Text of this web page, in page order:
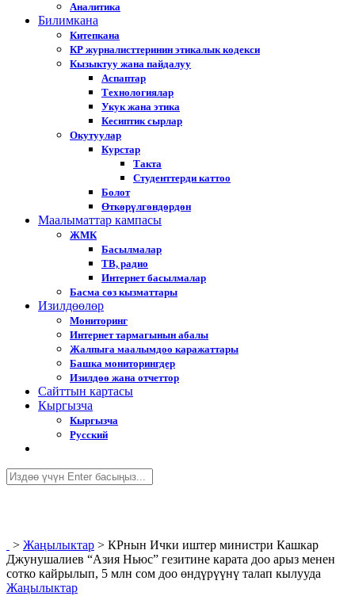
Аналитика
Билимкана
Китепкана
КР журналисттеринин этикалык кодекси
Кызыктуу жана пайдалуу
Аспаптар
Технологиялар
Укук жана этика
Кесиптик сырлар
Окутуулар
Курстар
Такта
Студенттерди каттоо
Болот
Өткөрүлгөндөрдөн
Маалыматтар кампасы
ЖМК
Басылмалар
ТВ, радио
Интернет басылмалар
Басма сөз кызматтары
Изилдөөлөр
Мониторинг
Интернет тармагынын абалы
Жалпыга маалымдоо каражаттары
Башка мониторингдер
Изилдөө жана отчеттор
Cайттын картасы
Кыргызча
Кыргызча
Русский
> Жаңылыктар > КРнын Ички иштер министри Кашкар
Джунушалиев “Азия Ньюс” гезитине карата доо арыз менен
сотко кайрылып, 5 млн сом доо өндүрүүнү талап кылууда
Жаңылыктар